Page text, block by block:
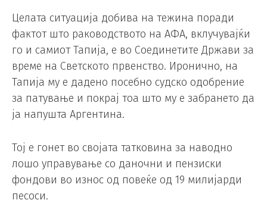
Целата ситуација добива на тежина поради
фактот што раководството на АФА, вклучувајќи
го и самиот Тапија, е во Соединетите Држави за
време на Светското првенство. Иронично, на
Тапија му е дадено посебно судско одобрение
за патување и покрај тоа што му е забрането да
ја напушта Аргентина.
Тој е гонет во својата татковина за наводно
лошо управување со даночни и пензиски
фондови во износ од повеќе од 19 милијарди
песоси.